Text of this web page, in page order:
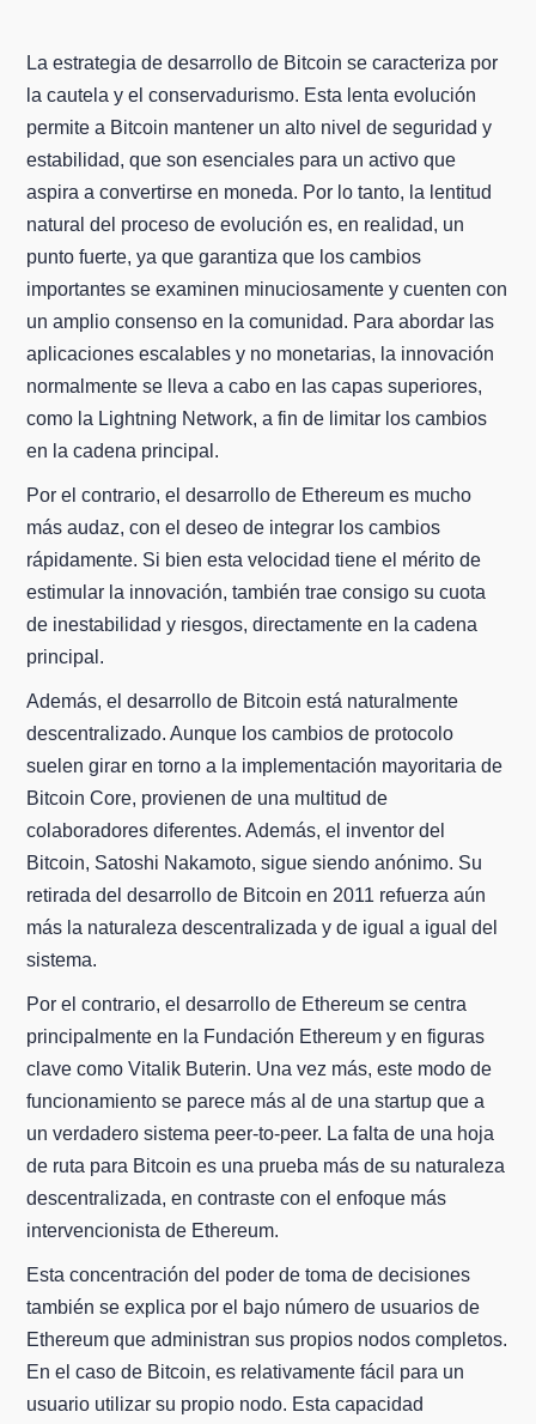
La estrategia de desarrollo de Bitcoin se caracteriza por
la cautela y el conservadurismo. Esta lenta evolución
permite a Bitcoin mantener un alto nivel de seguridad y
estabilidad, que son esenciales para un activo que
aspira a convertirse en moneda. Por lo tanto, la lentitud
natural del proceso de evolución es, en realidad, un
punto fuerte, ya que garantiza que los cambios
importantes se examinen minuciosamente y cuenten con
un amplio consenso en la comunidad. Para abordar las
aplicaciones escalables y no monetarias, la innovación
normalmente se lleva a cabo en las capas superiores,
como la Lightning Network, a fin de limitar los cambios
en la cadena principal.
Por el contrario, el desarrollo de Ethereum es mucho
más audaz, con el deseo de integrar los cambios
rápidamente. Si bien esta velocidad tiene el mérito de
estimular la innovación, también trae consigo su cuota
de inestabilidad y riesgos, directamente en la cadena
principal.
Además, el desarrollo de Bitcoin está naturalmente
descentralizado. Aunque los cambios de protocolo
suelen girar en torno a la implementación mayoritaria de
Bitcoin Core, provienen de una multitud de
colaboradores diferentes. Además, el inventor del
Bitcoin, Satoshi Nakamoto, sigue siendo anónimo. Su
retirada del desarrollo de Bitcoin en 2011 refuerza aún
más la naturaleza descentralizada y de igual a igual del
sistema.
Por el contrario, el desarrollo de Ethereum se centra
principalmente en la Fundación Ethereum y en figuras
clave como Vitalik Buterin. Una vez más, este modo de
funcionamiento se parece más al de una startup que a
un verdadero sistema peer-to-peer. La falta de una hoja
de ruta para Bitcoin es una prueba más de su naturaleza
descentralizada, en contraste con el enfoque más
intervencionista de Ethereum.
Esta concentración del poder de toma de decisiones
también se explica por el bajo número de usuarios de
Ethereum que administran sus propios nodos completos.
En el caso de Bitcoin, es relativamente fácil para un
usuario utilizar su propio nodo. Esta capacidad